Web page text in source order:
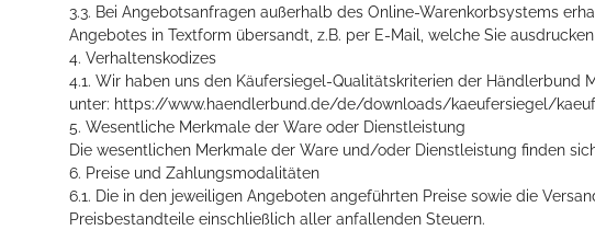
3.3. Bei Angebotsanfragen außerhalb des Online-Warenkorbsystems
Angebotes in Textform übersandt, z.B. per E-Mail, welche Sie
4. Verhaltenskodizes
4.1. Wir haben uns den Käufersiegel-Qualitätskriterien der Händlerbund
unter: https://www.haendlerbund.de/de/downloads/kaeufersiegel/
5. Wesentliche Merkmale der Ware oder Dienstleistung
Die wesentlichen Merkmale der Ware und/oder Dienstleistung finden
6. Preise und Zahlungsmodalitäten
6.1. Die in den jeweiligen Angeboten angeführten Preise sowie die
Preisbestandteile einschließlich aller anfallenden Steuern.